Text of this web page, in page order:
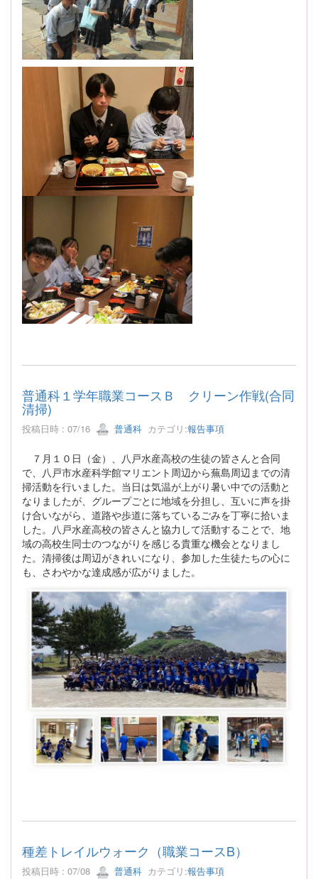
普通科１学年職業コースＢ クリーン作戦(合同
清掃)
投稿日時 : 07/16 普通科 カテゴリ:報告事項
７月１０日（金）、八戸水産高校の生徒の皆さんと合同
で、八戸市水産科学館マリエント周辺から蕪島周辺までの清
掃活動を行いました。当日は気温が上がり暑い中での活動と
なりましたが、グループごとに地域を分担し、互いに声を掛
け合いながら、道路や歩道に落ちているごみを丁寧に拾いま
した。八戸水産高校の皆さんと協力して活動することで、地
域の高校生同士のつながりを感じる貴重な機会となりまし
た。清掃後は周辺がきれいになり、参加した生徒たちの心に
も、さわやかな達成感が広がりました。
種差トレイルウォーク（職業コースB）
投稿日時 : 07/08 普通科 カテゴリ:報告事項